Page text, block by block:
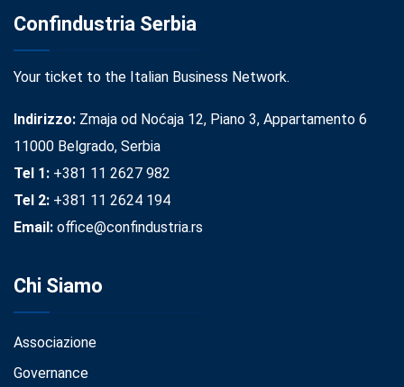
Confindustria Serbia
Your ticket to the Italian Business Network.
Indirizzo: Zmaja od Noćaja 12, Piano 3, Appartamento 6
11000 Belgrado, Serbia
Tel 1: +381 11 2627 982
Tel 2: +381 11 2624 194
Email: office@confindustria.rs
Chi Siamo
Associazione
Governance